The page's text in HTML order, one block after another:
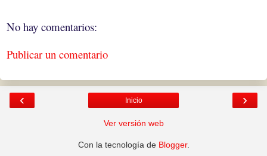
No hay comentarios:
Publicar un comentario
‹ ›
Inicio
Ver versión web
Con la tecnología de Blogger.